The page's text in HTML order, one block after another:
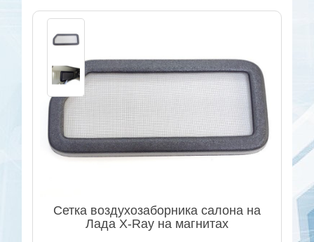
Сетка воздухозаборника салона на
Лада X-Ray на магнитах